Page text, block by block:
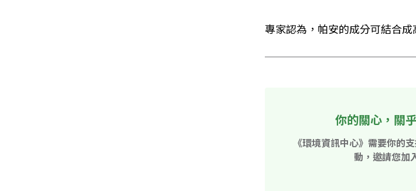
專家認為，帕安的成分可結合
你的關心，關
《環境資訊中心》需要你的
動，邀請您加